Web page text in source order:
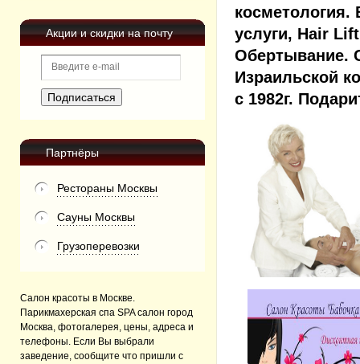
Акции и скидки на почту
Партнёры
Рестораны Москвы
Сауны Москвы
Грузоперевозки
Салон красоты в Москве.
Парикмахерская спа SPA салон город
Москва, фотогалерея, цены, адреса и
телефоны. Если Вы выбрали
заведение, сообщите что пришли с
услуги, Hair
Обертывание.
Израильской
с 1982г.